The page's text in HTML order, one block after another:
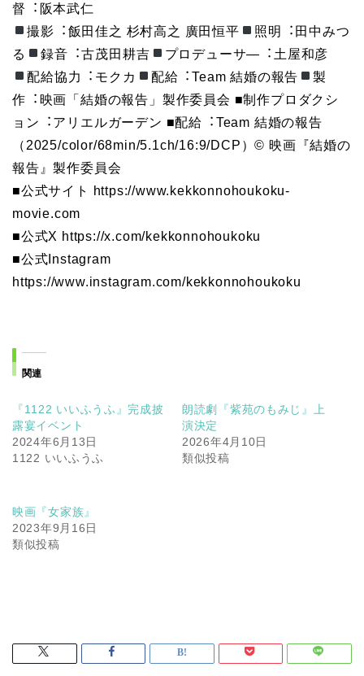
督︓阪本武仁
撮影︓飯⽥佳之 杉村⾼之 廣⽥恒平
照明︓⽥中みつ
る
録⾳︓古茂⽥耕吉
プロデューサ―︓⼟屋和彦
配給協⼒︓モクカ
配給︓Team 結婚の報告
製
作︓映画「結婚の報告」製作委員会 ■制作プロダクシ
ョン︓アリエルガーデン ■配給︓Team 結婚の報告
（2025/color/68min/5.1ch/16:9/DCP）© 映画『結婚の
報告』製作委員会
■公式サイト https://www.kekkonnohoukoku-
movie.com
■公式X https://x.com/kekkonnohoukoku
■公式Instagram
https://www.instagram.com/kekkonnohoukoku
関連
『1122 いいふうふ』完成披
露宴イベント
2024年6月13日
1122 いいふうふ
朗読劇『紫苑のもみじ』上
演決定
2026年4月10日
類似投稿
映画『女家族』
2023年9月16日
類似投稿